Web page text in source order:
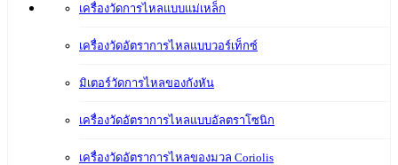
เครื่องวัดการไหลแบบแม่เหล็ก
เครื่องวัดอัตราการไหลแบบวอร์เท็กซ์
มิเตอร์วัดการไหลของกังหัน
เครื่องวัดอัตราการไหลแบบอัลตราโซนิก
เครื่องวัดอัตราการไหลของมวล Coriolis